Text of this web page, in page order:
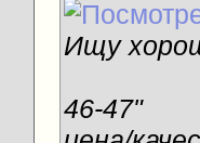
Ищу
46-47"